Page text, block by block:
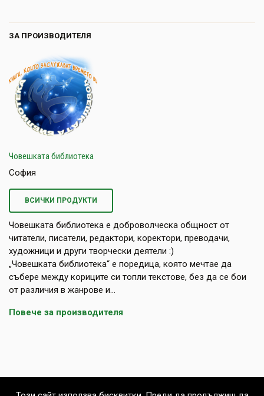
ЗА ПРОИЗВОДИТЕЛЯ
Човешката библиотека
София
ВСИЧКИ ПРОДУКТИ
Човешката библиотека е доброволческа общност от
читатели, писатели, редактори, коректори, преводачи,
художници и други творчески деятели :)
„Човешката библиотека“ е поредица, която мечтае да
събере между кориците си топли текстове, без да се бои
от различия в жанрове и...
Повече за производителя